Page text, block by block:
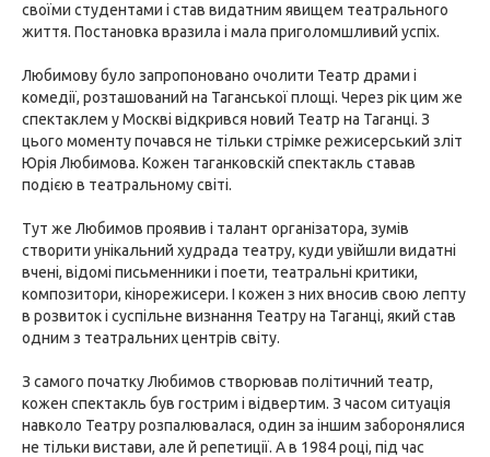
своїми студентами і став видатним явищем театрального
життя. Постановка вразила і мала приголомшливий успіх.
Любимову було запропоновано очолити Театр драми і
комедії, розташований на Таганської площі. Через рік цим же
спектаклем у Москві відкрився новий Театр на Таганці. З
цього моменту почався не тільки стрімке режисерський зліт
Юрія Любимова. Кожен таганковскій спектакль ставав
подією в театральному світі.
Тут же Любимов проявив і талант організатора, зумів
створити унікальний худрада театру, куди увійшли видатні
вчені, відомі письменники і поети, театральні критики,
композитори, кінорежисери. І кожен з них вносив свою лепту
в розвиток і суспільне визнання Театру на Таганці, який став
одним з театральних центрів світу.
З самого початку Любимов створював політичний театр,
кожен спектакль був гострим і відвертим. З часом ситуація
навколо Театру розпалювалася, один за іншим заборонялися
не тільки вистави, але й репетиції. А в 1984 році, під час